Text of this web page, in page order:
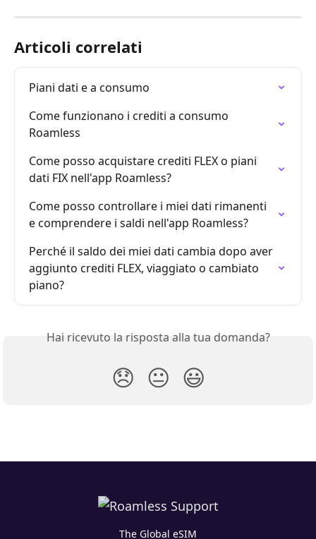
Articoli correlati
Piani dati e a consumo
Come funzionano i crediti a consumo
Roamless
Come posso acquistare crediti FLEX o piani
dati FIX nell'app Roamless?
Come posso controllare i miei dati rimanenti
e comprendere i saldi nell'app Roamless?
Perché il saldo dei miei dati cambia dopo aver
aggiunto crediti FLEX, viaggiato o cambiato
piano?
Hai ricevuto la risposta alla tua domanda?
😞 😐 😃
The Global eSIM